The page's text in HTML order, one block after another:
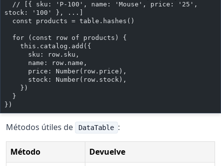
stock: '100' }, ...]
  const products = table.hashes()
  for (const row of products) {
    this.catalog.add({
      sku: row.sku,
      name: row.name,
      price: Number(row.price),
      stock: Number(row.stock),
    })
  }
})
Métodos útiles de DataTable :
Método Devuelve